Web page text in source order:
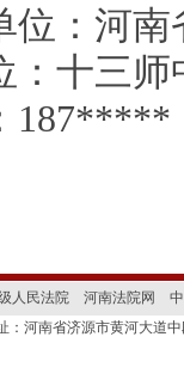
位：河
：十三
187*****
人民法院 河南法院网
：河南省济源市黄河大道